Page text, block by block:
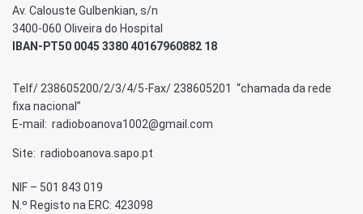
Av. Calouste Gulbenkian, s/n
3400-060 Oliveira do Hospital
IBAN-PT50 0045 3380 40167960882 18
Telf/ 238605200/2/3/4/5-Fax/ 238605201 “chamada da rede
fixa nacional”
E-mail: radioboanova1002@gmail.com
Site: radioboanova.sapo.pt
NIF – 501 843 019
N.º Registo na ERC: 423098